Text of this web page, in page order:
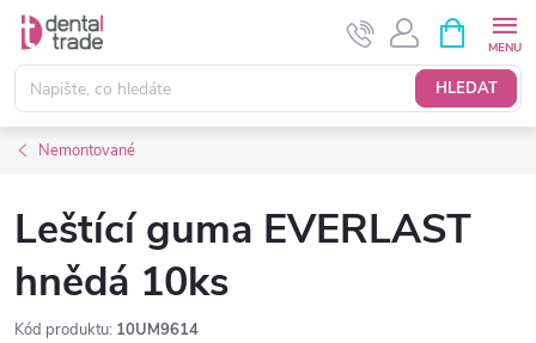
Přejít
obsah
HLEDAT
NÁKUPNÍ
KOŠÍK
Nemontované
Leštící guma EVERLAST
hnědá 10ks
Kód produktu: 10UM9614